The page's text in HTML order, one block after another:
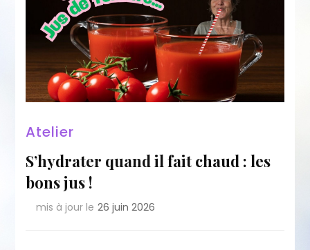
Atelier
S’hydrater quand il fait chaud : les
bons jus !
mis à jour le 26 juin 2026